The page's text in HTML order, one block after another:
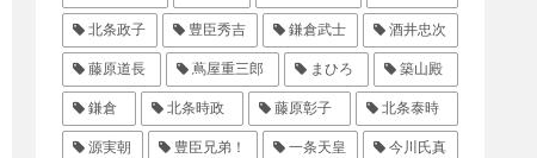
北条政子 豊臣秀吉 鎌倉武士 酒井忠次
藤原道長 蔦屋重三郎 まひろ 築山殿
鎌倉 北条時政 藤原彰子 北条泰時
源実朝 豊臣兄弟！ 一条天皇 今川氏真